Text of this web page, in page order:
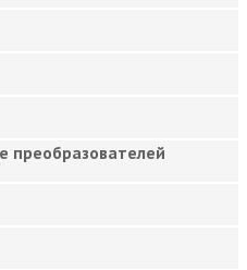
преобразователей